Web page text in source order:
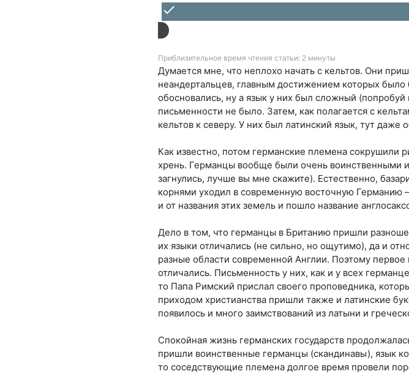
done
Приблизительное время чтения статьи: 2 минуты
Думается мне, что неплохо начать с кельтов. Они
неандертальцев, главным достижением которых
обосновались, ну а язык у них был сложный (попробуй
письменности не было. Затем, как полагается с
кельтов к северу. У них был латинский язык, тут даже
Как известно, потом германские племена сокрушили
хрень. Германцы вообще были очень воинственными
загнулись, лучше вы мне скажите). Естественно,
корнями уходил в современную восточную Германию
и от названия этих земель и пошло название
Дело в том, что германцы в Британию пришли
их языки отличались (не сильно, но ощутимо), да и
разные области современной Англии. Поэтому
отличались. Письменность у них, как и у всех
то Папа Римский прислал своего проповедника,
приходом христианства пришли также и латинские
появилось и много заимствований из латыни и
Спокойная жизнь германских государств
пришли воинственные германцы (скандинавы), язык
то соседствующие племена долгое время провели